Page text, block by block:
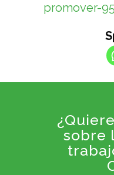
promover-
sobre